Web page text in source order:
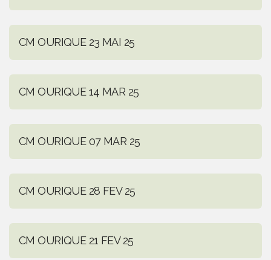
CM OURIQUE 23 MAI 25
CM OURIQUE 14 MAR 25
CM OURIQUE 07 MAR 25
CM OURIQUE 28 FEV 25
CM OURIQUE 21 FEV 25